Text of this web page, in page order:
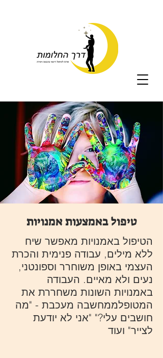
טיפול באמצעות אמנויות
​הטיפול באמנויות מאפשר שיח
ללא מילים, עבודה פנימית והכרת
העצמי באופן משוחרר וספונטני,
נעים ולא מאיים. העבודה
באמנויות השונות משחררת את
המטופלממחשבה מעכבת - "מה
חושבים עלי?" "אני לא יודעת
לצייר" ועוד